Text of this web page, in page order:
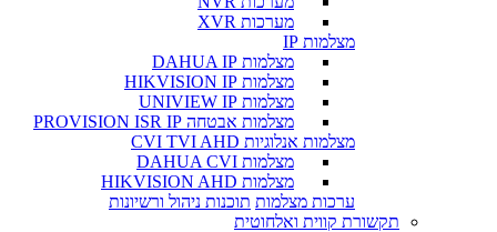
מערכות XVR
מצלמות IP
מצלמות DAHUA IP
מצלמות HIKVISION IP
מצלמות UNIVIEW IP
מצלמות אבטחה PROVISION ISR IP
מצלמות אנלוגיות CVI TVI AHD
מצלמות DAHUA CVI
מצלמות HIKVISION AHD
ערכות מצלמות תוכנות ניהול ורשיונות
תקשורת קווית ואלחוטית